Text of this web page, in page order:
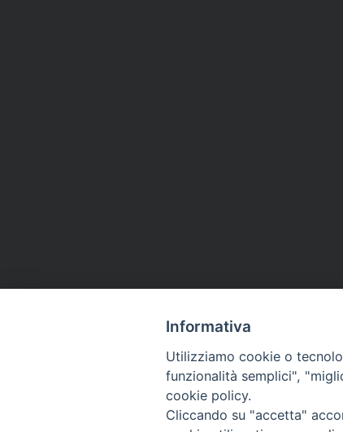
DATI E RAPPORTI EMIGRAZIONE
Informativa
Utilizziamo cookie o
funzionalità semplici",
cookie policy.
Cliccando su "accetta"